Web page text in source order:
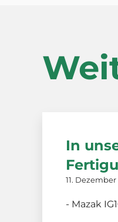
In
11. Dezember
- Mazak